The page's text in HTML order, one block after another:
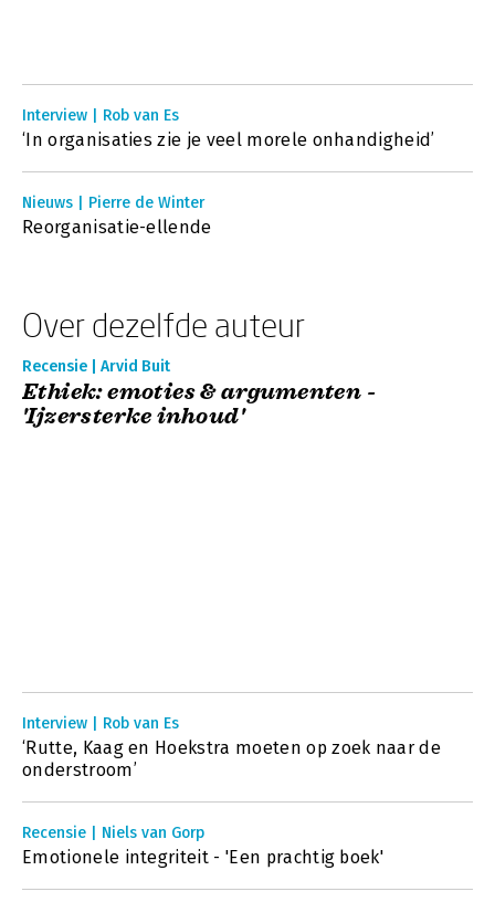
Interview | Rob van Es
‘In organisaties zie je veel morele onhandigheid’
Nieuws | Pierre de Winter
Reorganisatie-ellende
Over dezelfde auteur
Recensie | Arvid Buit
Ethiek: emoties & argumenten -
'Ijzersterke inhoud'
Interview | Rob van Es
‘Rutte, Kaag en Hoekstra moeten op zoek naar de
onderstroom’
Recensie | Niels van Gorp
Emotionele integriteit - 'Een prachtig boek'